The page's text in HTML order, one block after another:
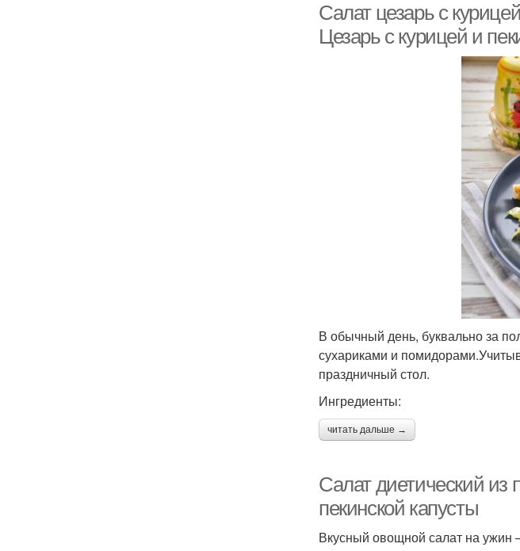
Салат цезарь с
Цезарь с курицей и
В обычный день, буквально за
сухариками и
праздничный стол.
Ингредиенты:
читать дальше →
Салат диетический из
пекинской капусты
Вкусный овощной салат на ужин